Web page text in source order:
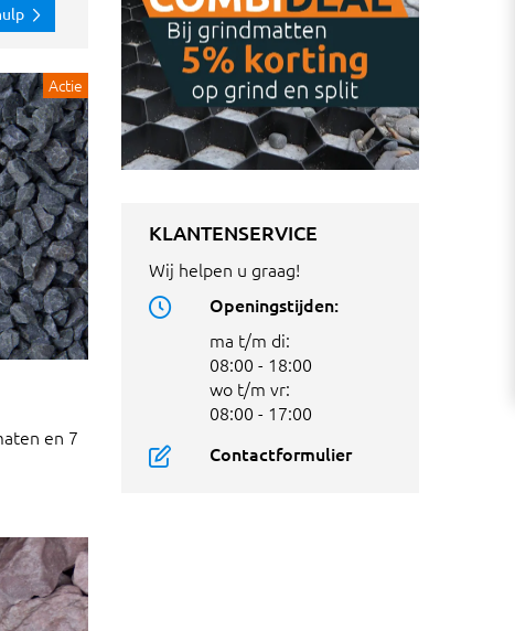
Actie
en 7
KLANTENSERVICE
Wij helpen u graag!
Openingstijden:
ma t/m di:
08:00 - 18:00
wo t/m vr:
08:00 - 17:00
Contactformulier